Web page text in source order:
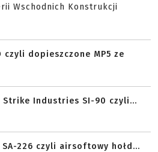
Wschodnich Konstrukcji
czyli dopieszczone MP5 ze
Industries SI-90 czyli...
226 czyli airsoftowy hołd...